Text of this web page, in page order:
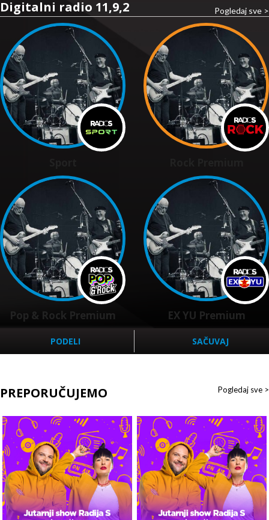
Digitalni radio 11,9,2 Pogledaj sve >
Pop & Rock Premium EX YU Premium
PODELI SAČUVAJ
PREPORUČUJEMO Pogledaj sve >